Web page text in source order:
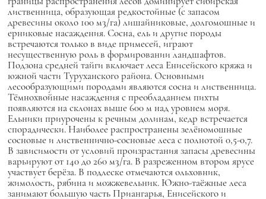
лиственница, образующая редкостойные (с запасом
древесины около 100 м3/га) лишайниковые, долгомошные и
ерниковые насаждения. Сосна, ель и другие породы
встречаются только в виде примесей, играют
несущественную роль в формировании ландшафтов.
Подзона средней тайги включает леса Енисейского кряжа и
южной части Туруханского района. Основными
лесообразующими породами являются сосна и лиственница.
Тёмнохвойные насаждения с преобладанием пихты
появляются на склонах выше 600 м над уровнем моря.
Ельники приурочены к речным долинам, кедр встречается
спорадически. Наиболее распространены зелёномошные
сосновые и лиственнично-сосновые леса с полнотой 0,5-0,7.
В зависимости от условий произрастания запасы древесины
варьируют от 140 до 260 м3/га. В разреженном втором ярусе
участвует берёза. В подлеске отмечаются ольховник,
жимолость, рябина и можжевельник. Южно-таёжные леса
занимают большую часть Приангарья, Енисейского и